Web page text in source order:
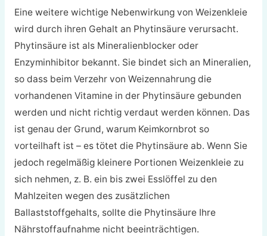
Eine weitere wichtige Nebenwirkung von Weizenkleie
wird durch ihren Gehalt an Phytinsäure verursacht.
Phytinsäure ist als Mineralienblocker oder
Enzyminhibitor bekannt. Sie bindet sich an Mineralien,
so dass beim Verzehr von Weizennahrung die
vorhandenen Vitamine in der Phytinsäure gebunden
werden und nicht richtig verdaut werden können. Das
ist genau der Grund, warum Keimkornbrot so
vorteilhaft ist – es tötet die Phytinsäure ab. Wenn Sie
jedoch regelmäßig kleinere Portionen Weizenkleie zu
sich nehmen, z. B. ein bis zwei Esslöffel zu den
Mahlzeiten wegen des zusätzlichen
Ballaststoffgehalts, sollte die Phytinsäure Ihre
Nährstoffaufnahme nicht beeinträchtigen.